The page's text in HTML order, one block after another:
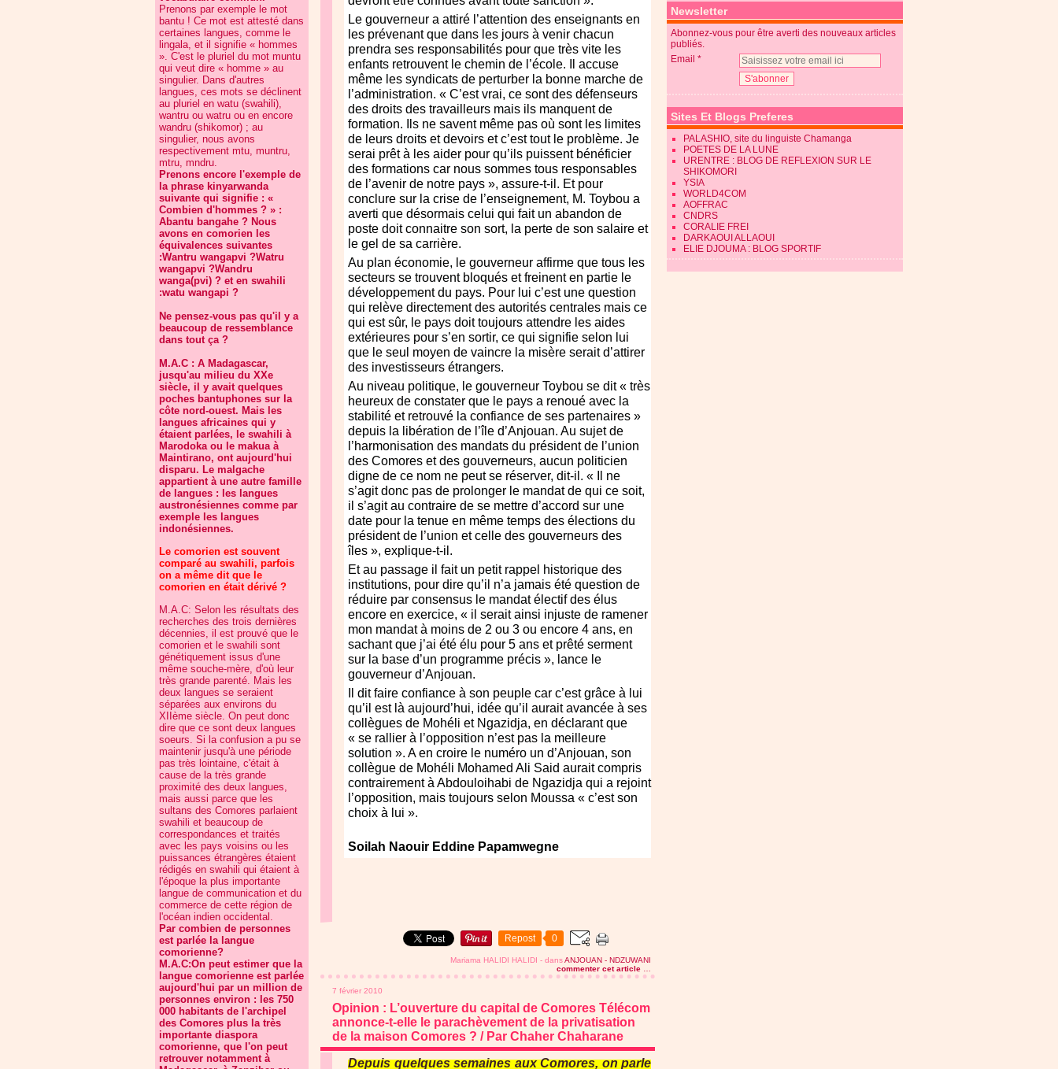
Prenons par exemple le mot
bantu ! Ce mot est attesté dans
certaines langues, comme le
lingala, et il signifie « hommes
». C'est le pluriel du mot muntu
qui veut dire « homme » au
singulier. Dans d'autres
langues, ces mots se déclinent
au pluriel en watu (swahili),
wantru ou watru ou en encore
wandru (shikomor) ; au
singulier, nous avons
respectivement mtu, muntru,
mtru, mndru.
Prenons encore l'exemple de
la phrase kinyarwanda
suivante qui signifie : «
Combien d'hommes ? » :
Abantu bangahe ? Nous
avons en comorien les
équivalences suivantes
:Wantru wangapvi ?Watru
wangapvi ?Wandru
wanga(pvi) ? et en swahili
:watu wangapi ?
Ne pensez-vous pas qu'il y a
beaucoup de ressemblance
dans tout ça ?
M.A.C : A Madagascar,
jusqu'au milieu du XXe
siècle, il y avait quelques
poches bantuphones sur la
côte nord-ouest. Mais les
langues africaines qui y
étaient parlées, le swahili à
Marodoka ou le makua à
Maintirano, ont aujourd'hui
disparu. Le malgache
appartient à une autre famille
de langues : les langues
austronésiennes comme par
exemple les langues
indonésiennes.
Le comorien est souvent
comparé au swahili, parfois
on a même dit que le
comorien en était dérivé ?
M.A.C: Selon les résultats des
recherches des trois dernières
décennies, il est prouvé que le
comorien et le swahili sont
génétiquement issus d'une
même souche-mère, d'où leur
très grande parenté. Mais les
deux langues se seraient
séparées aux environs du
XIIème siècle. On peut donc
dire que ce sont deux langues
soeurs. Si la confusion a pu se
maintenir jusqu'à une période
pas très lointaine, c'était à
cause de la très grande
proximité des deux langues,
mais aussi parce que les
sultans des Comores parlaient
swahili et beaucoup de
correspondances et traités
avec les pays voisins ou les
puissances étrangères étaient
rédigés en swahili qui étaient à
l'époque la plus importante
langue de communication et du
commerce de cette région de
l'océan indien occidental.
Par combien de personnes
est parlée la langue
comorienne?
M.A.C:On peut estimer que la
langue comorienne est parlée
aujourd'hui par un million de
personnes environ : les 750
000 habitants de l'archipel
des Comores plus la très
importante diaspora
comorienne, que l'on peut
retrouver notamment à
Le gouverneur a attiré l’attention des enseignants en
les prévenant que dans les jours à venir chacun
prendra ses responsabilités pour que très vite les
enfants retrouvent le chemin de l’école. Il accuse
même les syndicats de perturber la bonne marche de
l’administration. « C’est vrai, ce sont des défenseurs
des droits des travailleurs mais ils manquent de
formation. Ils ne savent même pas où sont les limites
de leurs droits et devoirs et c’est tout le problème. Je
serai prêt à les aider pour qu’ils puissent bénéficier
des formations car nous sommes tous responsables
de l’avenir de notre pays », assure-t-il. Et pour
conclure sur la crise de l’enseignement, M. Toybou a
averti que désormais celui qui fait un abandon de
poste doit connaitre son sort, la perte de son salaire et
le gel de sa carrière.
Au plan économie, le gouverneur affirme que tous les
secteurs se trouvent bloqués et freinent en partie le
développement du pays. Pour lui c’est une question
qui relève directement des autorités centrales mais ce
qui est sûr, le pays doit toujours attendre les aides
extérieures pour s’en sortir, ce qui signifie selon lui
que le seul moyen de vaincre la misère serait d’attirer
des investisseurs étrangers.
Au niveau politique, le gouverneur Toybou se dit « très
heureux de constater que le pays a renoué avec la
stabilité et retrouvé la confiance de ses partenaires »
depuis la libération de l’île d’Anjouan. Au sujet de
l’harmonisation des mandats du président de l’union
des Comores et des gouverneurs, aucun politicien
digne de ce nom ne peut se réserver, dit-il. « Il ne
s’agit donc pas de prolonger le mandat de qui ce soit,
il s’agit au contraire de se mettre d’accord sur une
date pour la tenue en même temps des élections du
président de l’union et celle des gouverneurs des
îles », explique-t-il.
Et au passage il fait un petit rappel historique des
institutions, pour dire qu’il n’a jamais été question de
réduire par consensus le mandat électif des élus
encore en exercice, « il serait ainsi injuste de ramener
mon mandat à moins de 2 ou 3 ou encore 4 ans, en
sachant que j’ai été élu pour 5 ans et prêté serment
sur la base d’un programme précis », lance le
gouverneur d’Anjouan.
Il dit faire confiance à son peuple car c’est grâce à lui
qu’il est là aujourd’hui, idée qu’il aurait avancée à ses
collègues de Mohéli et Ngazidja, en déclarant que
« se rallier à l’opposition n’est pas la meilleure
solution ». A en croire le numéro un d’Anjouan, son
collègue de Mohéli Mohamed Ali Said aurait compris
contrairement à Abdouloihabi de Ngazidja qui a rejoint
l’opposition, mais toujours selon Moussa « c’est son
choix à lui ».
Soilah Naouir Eddine Papamwegne
Repost 0
Mariama HALIDI HALIDI - dansANJOUAN - NDZUWANI
commenter cet article …
7 février 2010
Opinion : L’ouverture du capital de Comores Télécom
annonce-t-elle le parachèvement de la privatisation
de la maison Comores ? / Par Chaher Chaharane
Depuis quelques semaines aux Comores, on parle
Newsletter
Abonnez-vous pour être averti des nouveaux articles
publiés.
Email
Sites Et Blogs Preferes
PALASHIO, site du linguiste Chamanga
POETES DE LA LUNE
URENTRE : BLOG DE REFLEXION SUR LE
SHIKOMORI
YSIA
WORLD4COM
AOFFRAC
CNDRS
CORALIE FREI
DARKAOUI ALLAOUI
ELIE DJOUMA : BLOG SPORTIF